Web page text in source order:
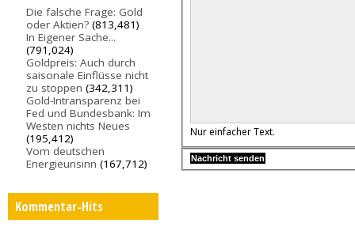
Die falsche Frage: Gold
oder Aktien? (813,481)
In Eigener Sache...
(791,024)
Goldpreis: Auch durch
saisonale Einflüsse nicht
zu stoppen (342,311)
Gold-Intransparenz bei
Fed und Bundesbank: Im
Westen nichts Neues
(195,412)
Vom deutschen
Energieunsinn (167,712)
Kommentar-Hits
Nur einfacher Text.